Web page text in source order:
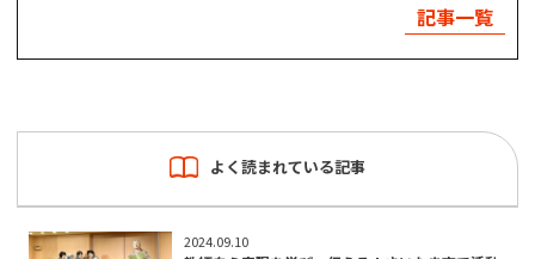
記事一覧
よく読まれている記事
2024.09.10